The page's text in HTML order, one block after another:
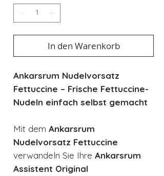
In den Warenkorb
Ankarsrum Nudelvorsatz
Fettuccine – Frische Fettuccine-
Nudeln einfach selbst gemacht
Mit dem Ankarsrum
Nudelvorsatz Fettuccine
verwandeln Sie Ihre Ankarsrum
Assistent Original